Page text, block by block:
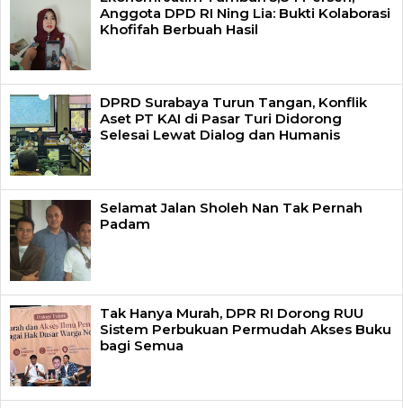
Anggota DPD RI Ning Lia: Bukti Kolaborasi
Khofifah Berbuah Hasil
DPRD Surabaya Turun Tangan, Konflik
Aset PT KAI di Pasar Turi Didorong
Selesai Lewat Dialog dan Humanis
Selamat Jalan Sholeh Nan Tak Pernah
Padam
Tak Hanya Murah, DPR RI Dorong RUU
Sistem Perbukuan Permudah Akses Buku
bagi Semua